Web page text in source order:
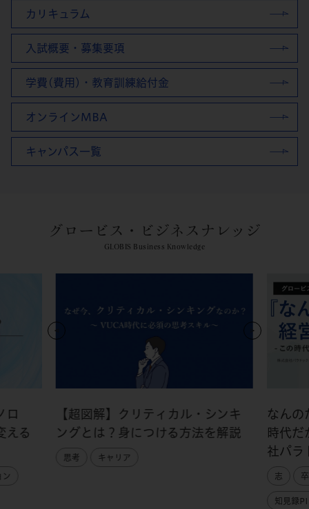
カリキュラム
入試概要・募集要項
学費(費用)・教育訓練給付金
オンラインMBA
キャンパス一覧
グロービス・ビジネスナレッジ
GLOBIS Business Knowledge
ロ
える
ン
【超図解】クリティカル・シンキ
ングとは？身につける方法を解説
思考 キャリア
なんの
時代だ
社パラ
志
知見録